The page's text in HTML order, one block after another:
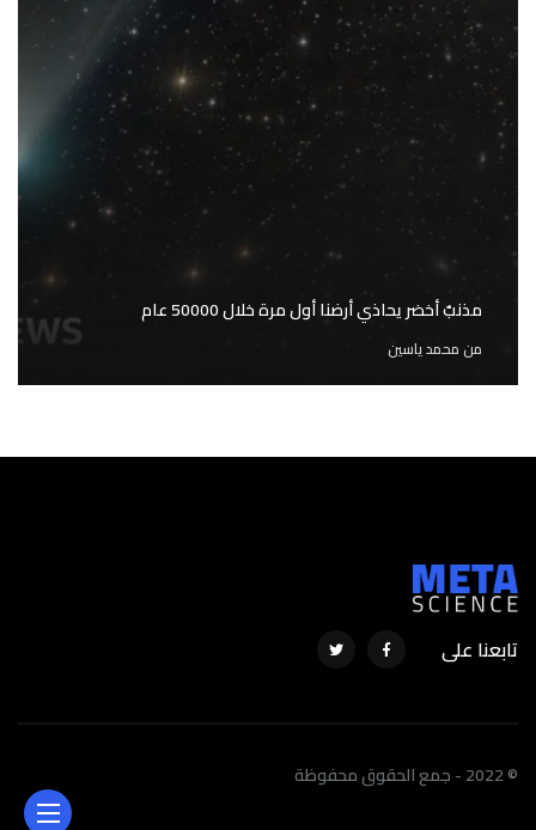
مذنبٌ أخضر يحاذي أرضنا أول مرة خلال 50000 عام
من محمد ياسين
تابعنا على
© 2022 - جمع الحقوق محفوظة